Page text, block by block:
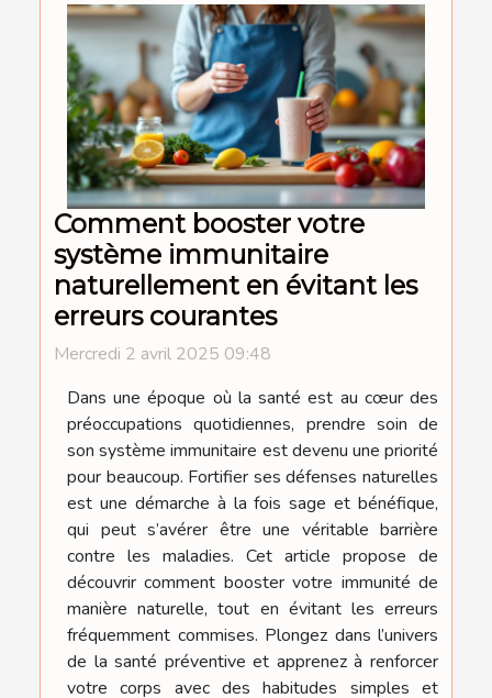
Comment booster votre
système immunitaire
naturellement en évitant les
erreurs courantes
Mercredi 2 avril 2025 09:48
Dans une époque où la santé est au cœur des
préoccupations quotidiennes, prendre soin de
son système immunitaire est devenu une priorité
pour beaucoup. Fortifier ses défenses naturelles
est une démarche à la fois sage et bénéfique,
qui peut s’avérer être une véritable barrière
contre les maladies. Cet article propose de
découvrir comment booster votre immunité de
manière naturelle, tout en évitant les erreurs
fréquemment commises. Plongez dans l’univers
de la santé préventive et apprenez à renforcer
votre corps avec des habitudes simples et